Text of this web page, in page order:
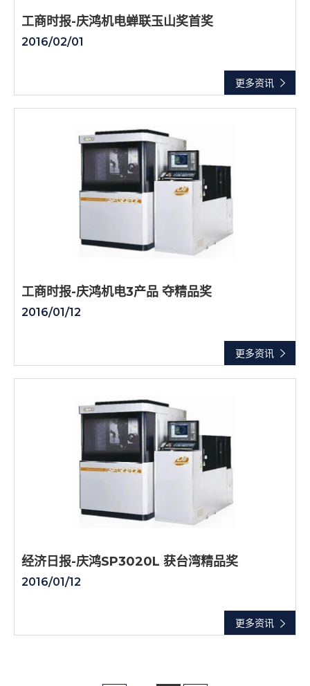
更多资讯
工商时报-庆鸿机电蝉联玉山奖首奖
2016/02/01
更多资讯
工商时报-庆鸿机电3产品 夺精品奖
2016/01/12
更多资讯
经济日报-庆鸿SP3020L 获台湾精品奖
2016/01/12